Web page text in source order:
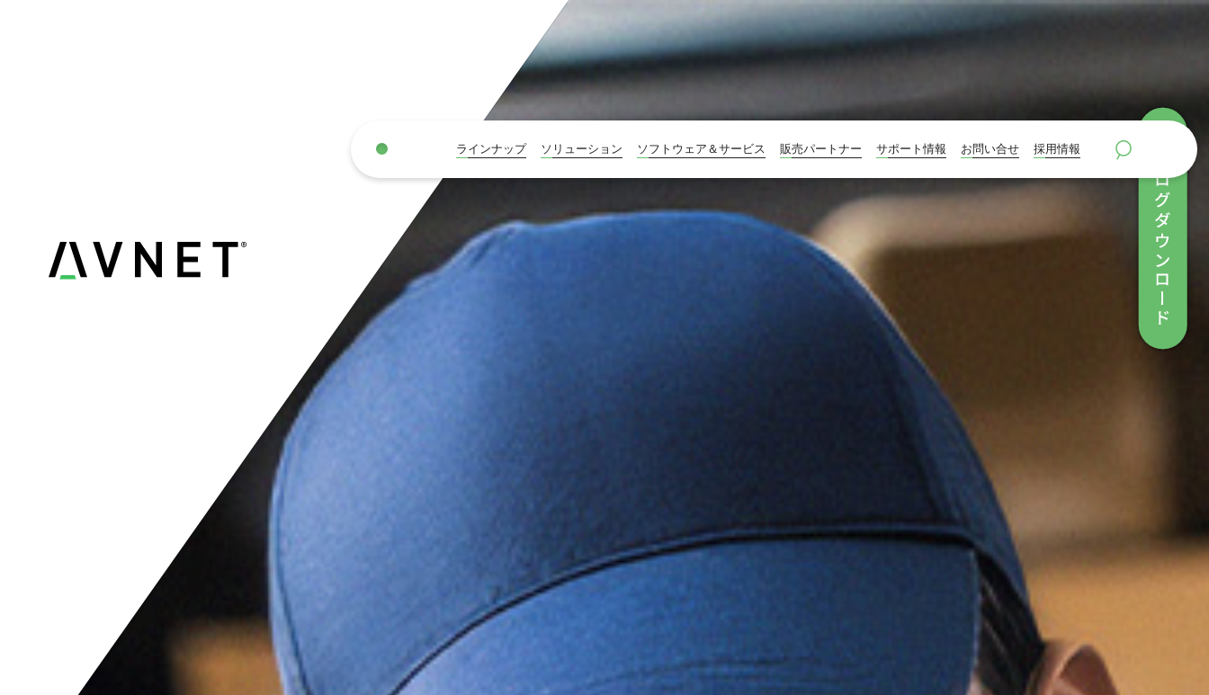
ラインナップ ソリューション ソフトウェア＆サービス 販売パートナー サポート情報 お問い合せ 採用情報